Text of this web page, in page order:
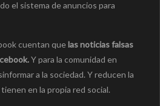
el sistema de anuncios para
cuentan quelas noticias falsas
Y para la comunidad en
a la sociedad. Y reducen la
en la propia red social.